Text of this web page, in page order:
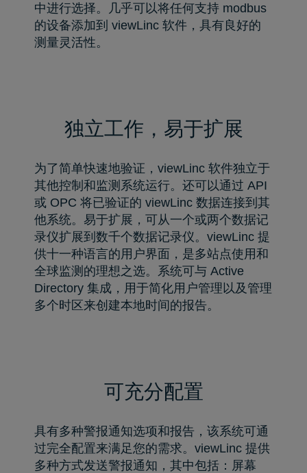
中进行选择。几乎可以将任何支持 modbus
的设备添加到 viewLinc 软件，具有良好的
测量灵活性。
独立工作，易于扩展
为了简单快速地验证，viewLinc 软件独立于
其他控制和监测系统运行。还可以通过 API
或 OPC 将已验证的 viewLinc 数据连接到其
他系统。易于扩展，可从一个或两个数据记
录仪扩展到数千个数据记录仪。viewLinc 提
供十一种语言的用户界面，是多站点使用和
全球监测的理想之选。系统可与 Active
Directory 集成，用于简化用户管理以及管理
多个时区来创建本地时间的报告。
可充分配置
具有多种警报通知选项和报告，该系统可通
过完全配置来满足您的需求。viewLinc 提供
多种方式发送警报通知，其中包括：屏幕